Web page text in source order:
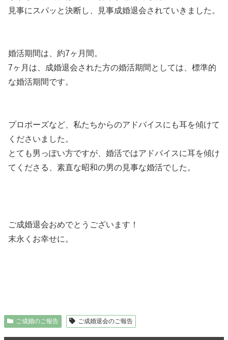
見事にスパッと決断し、見事成婚退会されていきました。
婚活期間は、約7ヶ月間。
7ヶ月は、成婚退会された方の婚活期間としては、標準的
な婚活期間です。
プロポーズなど、私たちからのアドバイスにも耳を傾けて
くださいました。
とても男っぽい方ですが、婚活ではアドバイスに耳を傾け
てくださる、素直な昭和の男の見事な婚活でした。
ご成婚退会おめでとうございます！
末永くお幸せに。
ご成婚のご報告 ご成婚退会のご報告